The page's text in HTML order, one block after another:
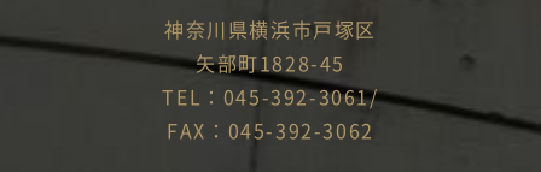
神奈川県横浜市戸塚区
矢部町1828-45
TEL：045-392-3061/
FAX：045-392-3062